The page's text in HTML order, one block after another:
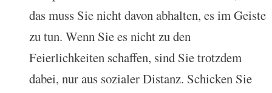
das muss Sie nicht davon abhalten, es im Geiste
zu tun. Wenn Sie es nicht zu den
Feierlichkeiten schaffen, sind Sie trotzdem
dabei, nur aus sozialer Distanz. Schicken Sie